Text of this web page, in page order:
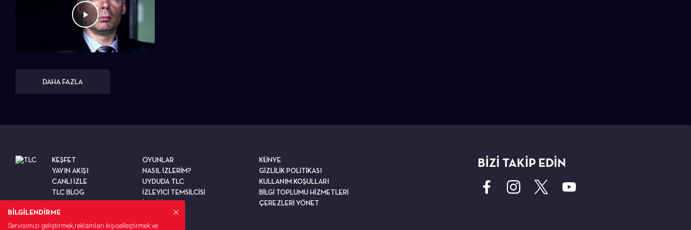
DAHA FAZLA
KEŞFET
YAYIN AKIŞI
CANLI İZLE
TLC BLOG
TESTLER
OYUNLAR
NASIL İZLERİM?
UYDUDA TLC
İZLEYİCİ TEMSİLCİSİ
İLETİŞİM
KÜNYE
GİZLİLİK POLİTİKASI
KULLANIM KOŞULLARI
BİLGİ TOPLUMU HİZMETLERİ
ÇEREZLERİ YÖNET
BİZİ TAKİP EDİN
BİLGİLENDİRME
Servisimizi geliştirmek,reklamları kişiselleştirmek ve